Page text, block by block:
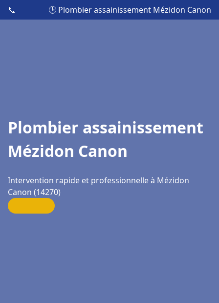
📞 🕒 Plombier assainissement Mézidon Canon
Plombier assainissement
Mézidon Canon
Intervention rapide et professionnelle à Mézidon
Canon (14270)